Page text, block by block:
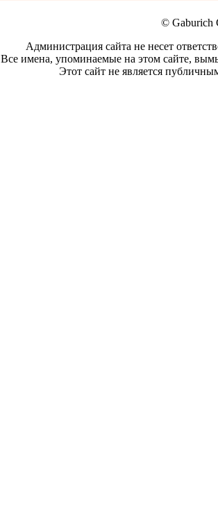
© Gaburich
Администрация сайта не несет
Все имена, упоминаемые на этом сайте,
Этот сайт не является